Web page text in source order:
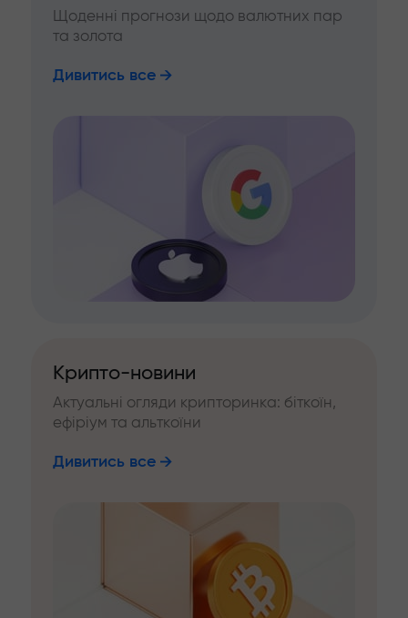
Щоденні прогнози щодо валютних пар
та золота
Дивитись все
Крипто-новини
Актуальні огляди крипторинка: біткоїн,
ефіріум та альткоїни
Дивитись все